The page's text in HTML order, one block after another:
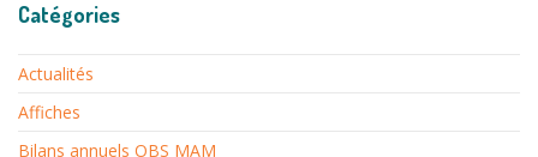
Catégories
Actualités
Affiches
Bilans annuels OBS MAM